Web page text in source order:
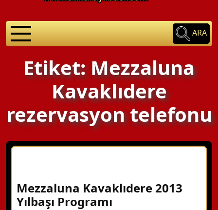
ARA
Etiket: Mezzaluna
Kavaklıdere
rezervasyon telefonu
Mezzaluna Kavaklıdere 2013
Yılbaşı Programı